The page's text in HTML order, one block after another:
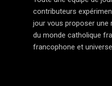
contributeurs
jour vous proposer une
du monde catholique
francophone et